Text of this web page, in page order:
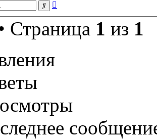
Поиск
Страница 1 из 1